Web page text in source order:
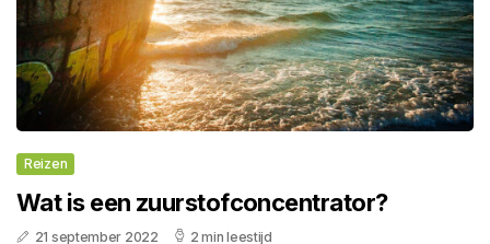
Reizen
Wat is een zuurstofconcentrator?
21 september 2022 2 min leestijd